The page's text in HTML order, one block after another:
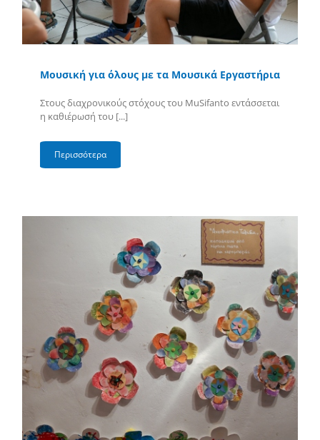
Μουσική για όλους με τα Μουσικά Εργαστήρια
Στους διαχρονικούς στόχους του MuSifanto εντάσσεται
η καθιέρωσή του [...]
Περισσότερα